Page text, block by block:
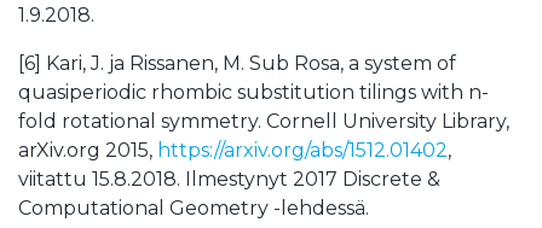
1.9.2018.
[6] Kari, J. ja Rissanen, M. Sub Rosa, a system of
quasiperiodic rhombic substitution tilings with n-
fold rotational symmetry. Cornell University Library,
arXiv.org 2015, https://arxiv.org/abs/1512.01402,
viitattu 15.8.2018. Ilmestynyt 2017 Discrete &
Computational Geometry -lehdessä.